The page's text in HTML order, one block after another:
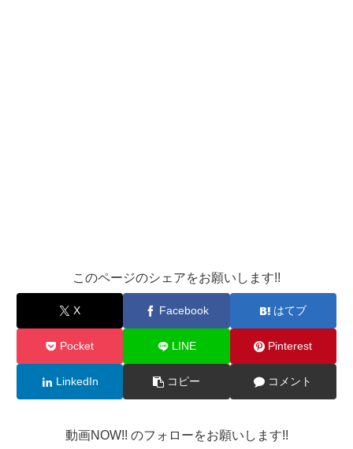
このページのシェアをお願いします!!
X Facebook はてブ
Pocket LINE Pinterest
LinkedIn コピー コメント
動画NOW!! のフォローをお願いします!!